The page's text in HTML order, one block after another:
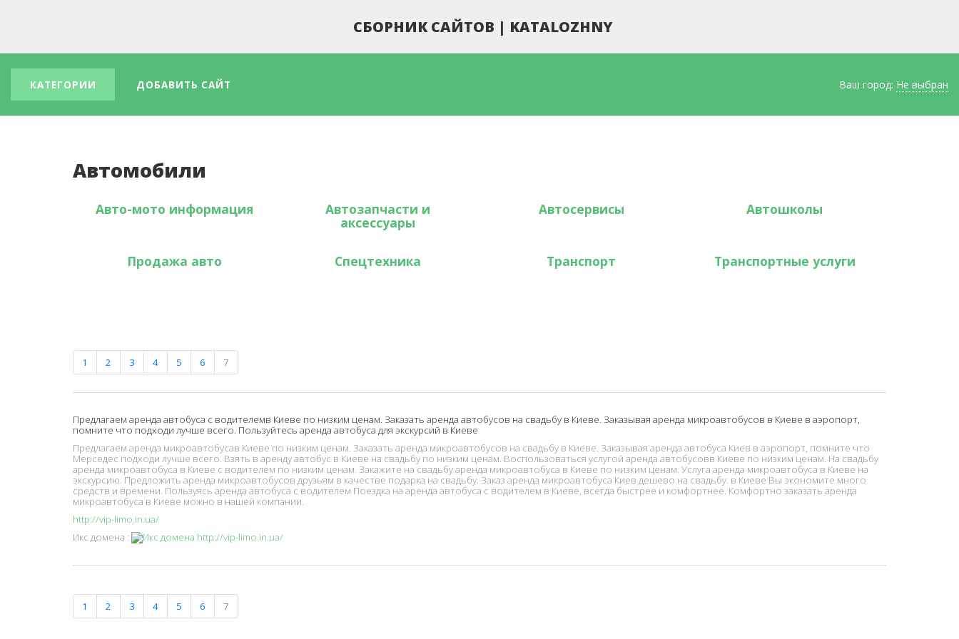
СБОРНИК САЙТОВ | KATALOZHNY
КАТЕГОРИИ ДОБАВИТЬ САЙТ Ваш город: Не выбран
Автомобили
Авто-мото информация Автозапчасти и
аксессуары
Автосервисы Автошколы
Продажа авто Спецтехника Транспорт Транспортные услуги
1 2 3 4 5 6 7
Предлагаем аренда автобуса с водителемв Киеве по низким ценам. Заказать аренда автобусов на свадьбу в Киеве. Заказывая аренда микроавтобусов в Киеве в аэропорт,
помните что подходи лучше всего. Пользуйтесь аренда автобуса для экскурсий в Киеве
Предлагаем аренда микроавтобусав Киеве по низким ценам. Заказать аренда микроавтобусов на свадьбу в Киеве. Заказывая аренда автобуса Киев в аэропорт, помните что
Мерседес подходи лучше всего. Взять в аренду автобус в Киеве на свадьбу по низким ценам. Воспользоваться услугой аренда автобусовв Киеве по низким ценам. На свадьбу
аренда микроавтобуса в Киеве с водителем по низким ценам. Закажите на свадьбу аренда микроавтобуса в Киеве по низким ценам. Услуга аренда микроавтобуса в Киеве на
экскурсию. Предложить аренда микроавтобусов друзьям в качестве подарка на свадьбу. Заказ аренда микроавтобуса Киев дешево на свадьбу. в Киеве Вы экономите много
средств и времени. Пользуясь аренда автобуса с водителем Поездка на аренда автобуса с водителем в Киеве, всегда быстрее и комфортнее. Комфортно заказать аренда
микроавтобуса в Киеве можно в нашей компании.
http://vip-limo.in.ua/
Икс домена :
1 2 3 4 5 6 7